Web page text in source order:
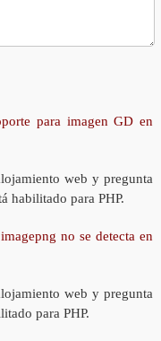
para imagen GD en
web y pregunta
habilitado para PHP.
no se detecta en
web y pregunta
para PHP.